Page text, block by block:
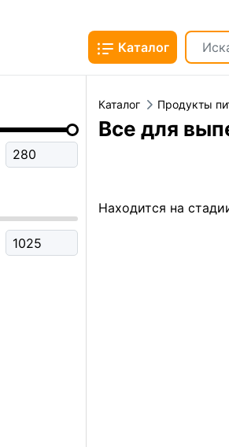
Каталог
Каталог Продукты
Все для
Находится на